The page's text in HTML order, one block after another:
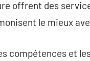
offrent des
le mieux
compétences et